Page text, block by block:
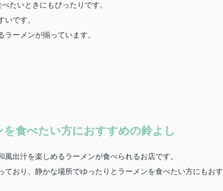
たいときにもぴったりです。
です。
ーメンが揃っています。
食べたい方におすすめの鈴よし
出汁を楽しめるラーメンが食べられるお店です。
ており、静かな場所でゆったりとラーメンを食べたい方にもおす